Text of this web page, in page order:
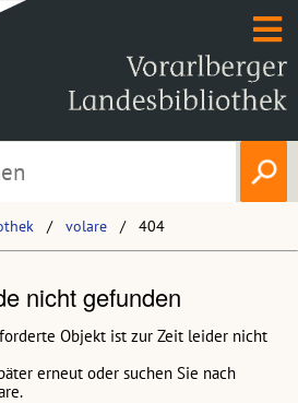
volare 404
nicht gefunden
Objekt ist zur Zeit leider nicht
erneut oder suchen Sie nach